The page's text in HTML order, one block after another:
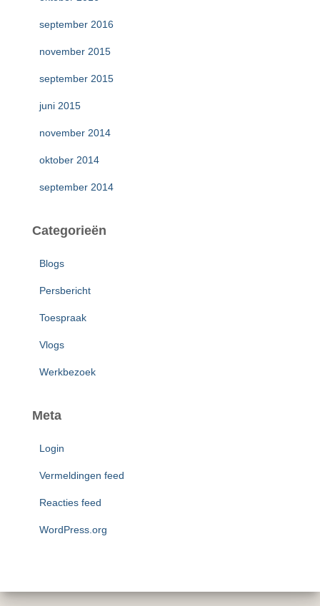
september 2016
november 2015
september 2015
juni 2015
november 2014
oktober 2014
september 2014
Categorieën
Blogs
Persbericht
Toespraak
Vlogs
Werkbezoek
Meta
Login
Vermeldingen feed
Reacties feed
WordPress.org